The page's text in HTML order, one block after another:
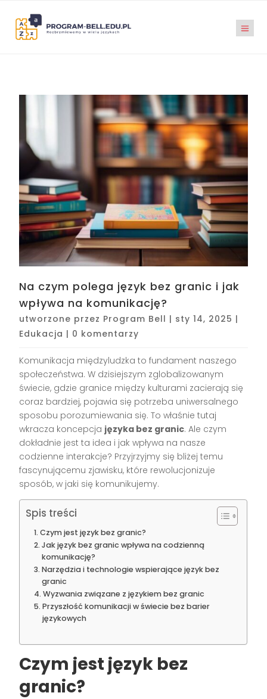
Na czym polega język bez granic i jak
wpływa na komunikację?
utworzone przez Program Bell | sty 14, 2025 |
Edukacja | 0 komentarzy
Komunikacja międzyludzka to fundament naszego
społeczeństwa. W dzisiejszym zglobalizowanym
świecie, gdzie granice między kulturami zacierają się
coraz bardziej, pojawia się potrzeba uniwersalnego
sposobu porozumiewania się. To właśnie tutaj
wkracza koncepcja języka bez granic. Ale czym
dokładnie jest ta idea i jak wpływa na nasze
codzienne interakcje? Przyjrzyjmy się bliżej temu
fascynującemu zjawisku, które rewolucjonizuje
sposób, w jaki się komunikujemy.
Spis treści
Czym jest język bez granic?
Jak język bez granic wpływa na codzienną
komunikację?
Narzędzia i technologie wspierające język bez
granic
Wyzwania związane z językiem bez granic
Przyszłość komunikacji w świecie bez barier
językowych
Czym jest język bez
granic?